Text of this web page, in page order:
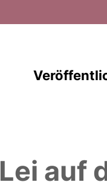
auf